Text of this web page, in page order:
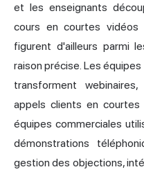
et les enseignants
cours en courtes vidéos
figurent d'ailleurs parmi
raison précise. Les
transforment
appels clients en
équipes commerciales
démonstrations
gestion des objections,